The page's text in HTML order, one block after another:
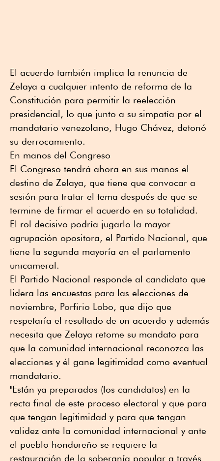
El acuerdo también implica la renuncia de
Zelaya a cualquier intento de reforma de la
Constitución para permitir la reelección
presidencial, lo que junto a su simpatía por el
mandatario venezolano, Hugo Chávez, detonó
su derrocamiento.
En manos del Congreso
El Congreso tendrá ahora en sus manos el
destino de Zelaya, que tiene que convocar a
sesión para tratar el tema después de que se
termine de firmar el acuerdo en su totalidad.
El rol decisivo podría jugarlo la mayor
agrupación opositora, el Partido Nacional, que
tiene la segunda mayoría en el parlamento
unicameral.
El Partido Nacional responde al candidato que
lidera las encuestas para las elecciones de
noviembre, Porfirio Lobo, que dijo que
respetaría el resultado de un acuerdo y además
necesita que Zelaya retome su mandato para
que la comunidad internacional reconozca las
elecciones y él gane legitimidad como eventual
mandatario.
"Están ya preparados (los candidatos) en la
recta final de este proceso electoral y que para
que tengan legitimidad y para que tengan
validez ante la comunidad internacional y ante
el pueblo hondureño se requiere la
restauración de la soberanía popular a través